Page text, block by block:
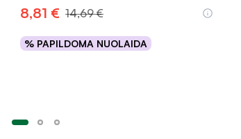
8,81 € 14,69 €
% PAPILDOMA NUOLAIDA
Į krepšelį